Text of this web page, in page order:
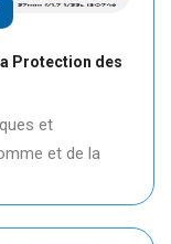
la Protection des
et
et de la